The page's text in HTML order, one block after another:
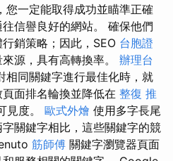
您一定能取得成功並瞄準正確
信譽良好的網站。 確保他們
銷策略；因此，SEO 台胞證
源，具有高轉換率。 辦理台
相同關鍵字進行最佳化時，就
面排名輪換並降低在 整復 推
見度。 歐式外燴 使用多字長尾
關鍵字相比，這些關鍵字的競
筋師傅 關鍵字瀏覽器頁面